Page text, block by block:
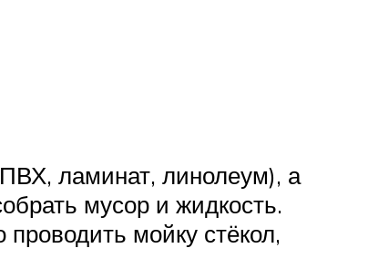
ламинат, линолеум), а
мусор и жидкость.
мойку стёкол,